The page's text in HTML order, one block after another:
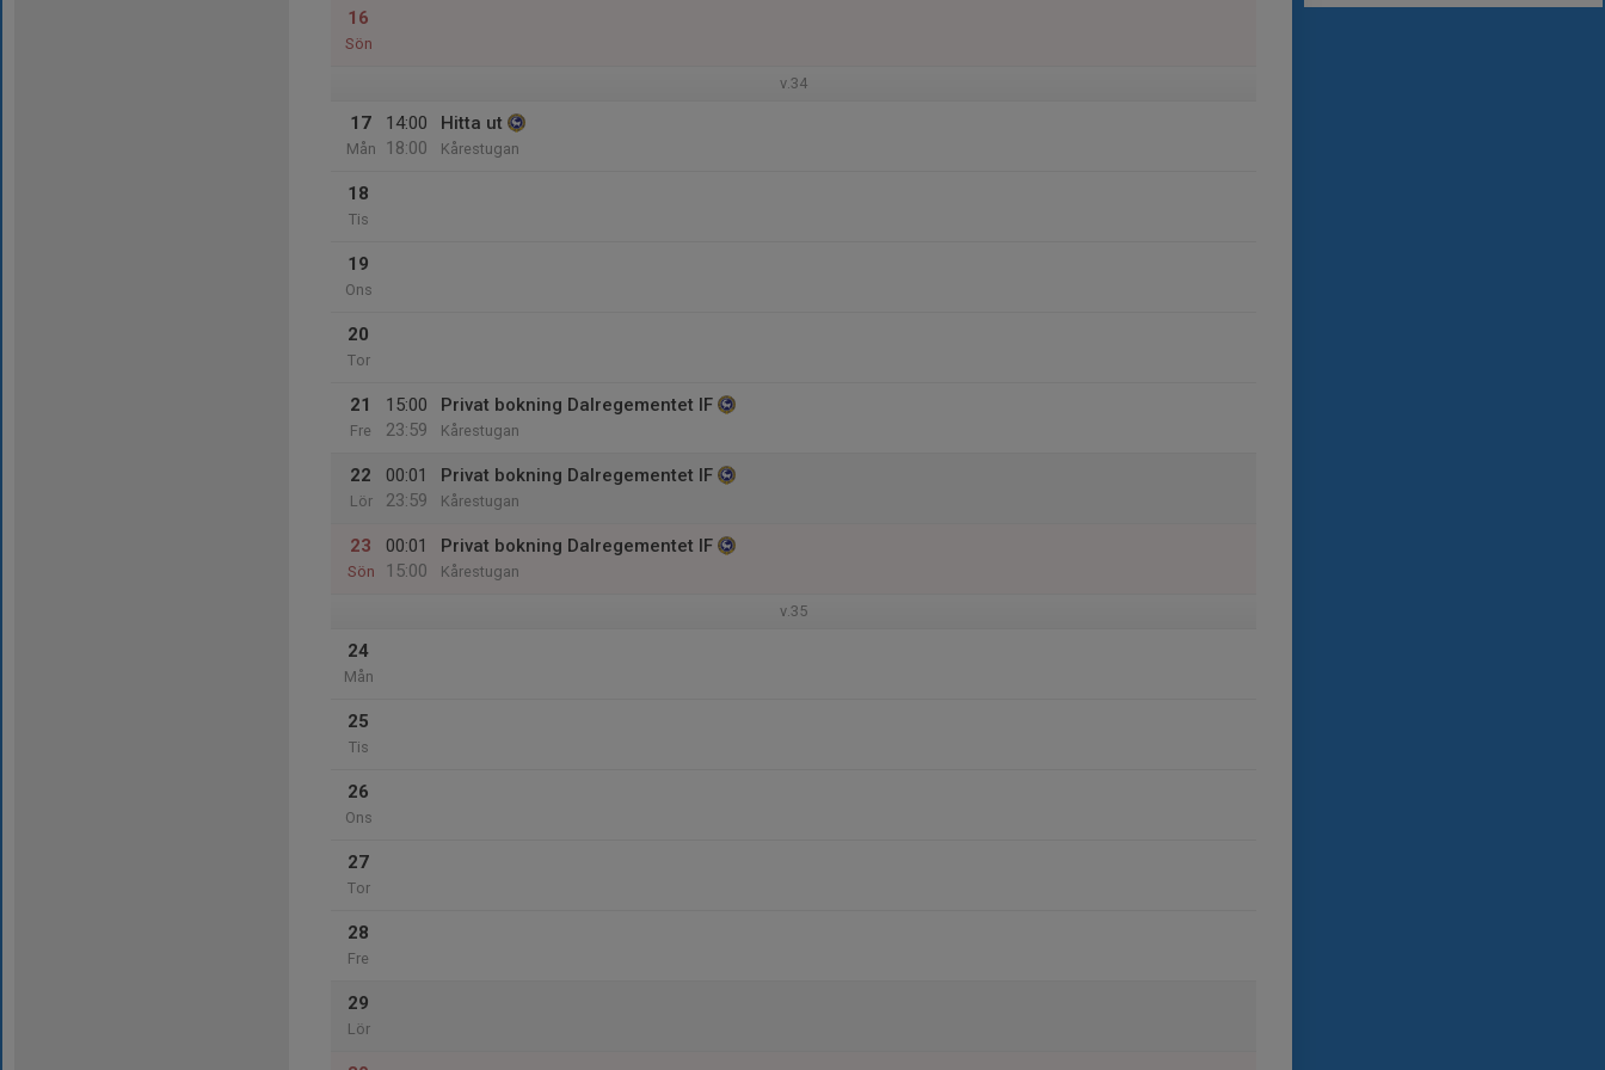
16
Sön
v.34
17
Mån
14:00
18:00
Hitta ut
Kårestugan
18
Tis
19
Ons
20
Tor
21
Fre
15:00
23:59
Privat bokning Dalregementet IF
Kårestugan
22
Lör
00:01
23:59
Privat bokning Dalregementet IF
Kårestugan
23
Sön
00:01
15:00
Privat bokning Dalregementet IF
Kårestugan
v.35
24
Mån
25
Tis
26
Ons
27
Tor
28
Fre
29
Lör